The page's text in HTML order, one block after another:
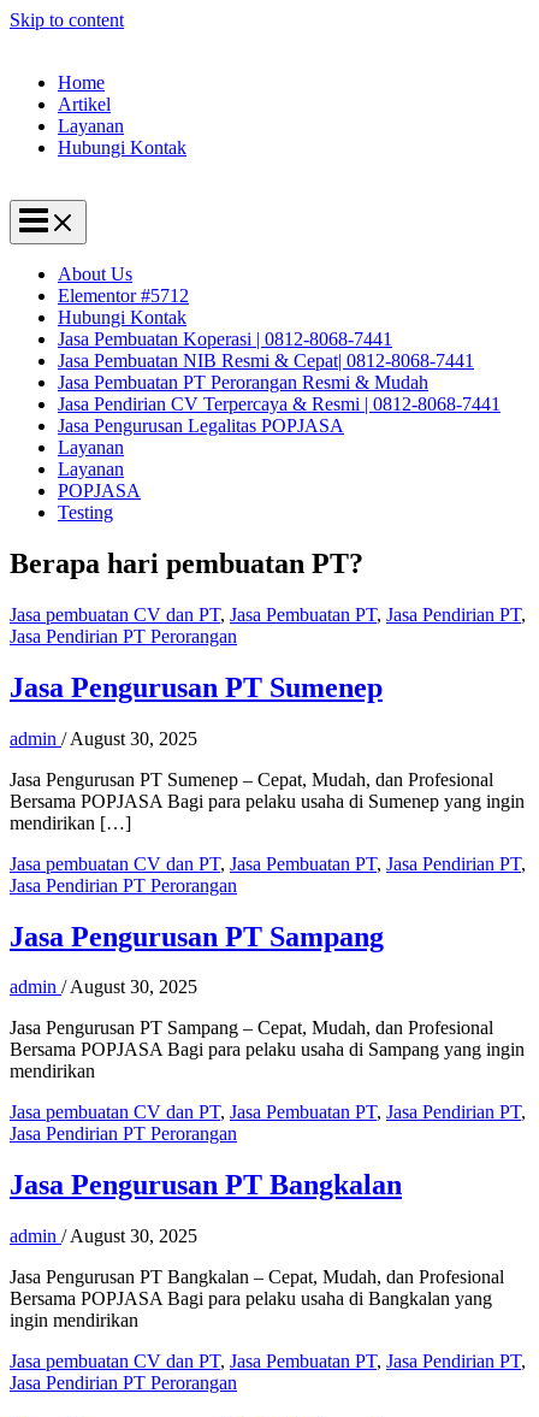
Skip to content
Home
Artikel
Layanan
Hubungi Kontak
About Us
Elementor #5712
Hubungi Kontak
Jasa Pembuatan Koperasi | 0812-8068-7441
Jasa Pembuatan NIB Resmi & Cepat| 0812-8068-7441
Jasa Pembuatan PT Perorangan Resmi & Mudah
Jasa Pendirian CV Terpercaya & Resmi | 0812-8068-7441
Jasa Pengurusan Legalitas POPJASA
Layanan
Layanan
POPJASA
Testing
Berapa hari pembuatan PT?
Jasa pembuatan CV dan PT, Jasa Pembuatan PT, Jasa Pendirian PT,
Jasa Pendirian PT Perorangan
Jasa Pengurusan PT Sumenep
admin /August 30, 2025
Jasa Pengurusan PT Sumenep – Cepat, Mudah, dan Profesional
Bersama POPJASA Bagi para pelaku usaha di Sumenep yang ingin
mendirikan […]
Jasa pembuatan CV dan PT, Jasa Pembuatan PT, Jasa Pendirian PT,
Jasa Pendirian PT Perorangan
Jasa Pengurusan PT Sampang
admin /August 30, 2025
Jasa Pengurusan PT Sampang – Cepat, Mudah, dan Profesional
Bersama POPJASA Bagi para pelaku usaha di Sampang yang ingin
mendirikan
Jasa pembuatan CV dan PT, Jasa Pembuatan PT, Jasa Pendirian PT,
Jasa Pendirian PT Perorangan
Jasa Pengurusan PT Bangkalan
admin /August 30, 2025
Jasa Pengurusan PT Bangkalan – Cepat, Mudah, dan Profesional
Bersama POPJASA Bagi para pelaku usaha di Bangkalan yang
ingin mendirikan
Jasa pembuatan CV dan PT, Jasa Pembuatan PT, Jasa Pendirian PT,
Jasa Pendirian PT Perorangan